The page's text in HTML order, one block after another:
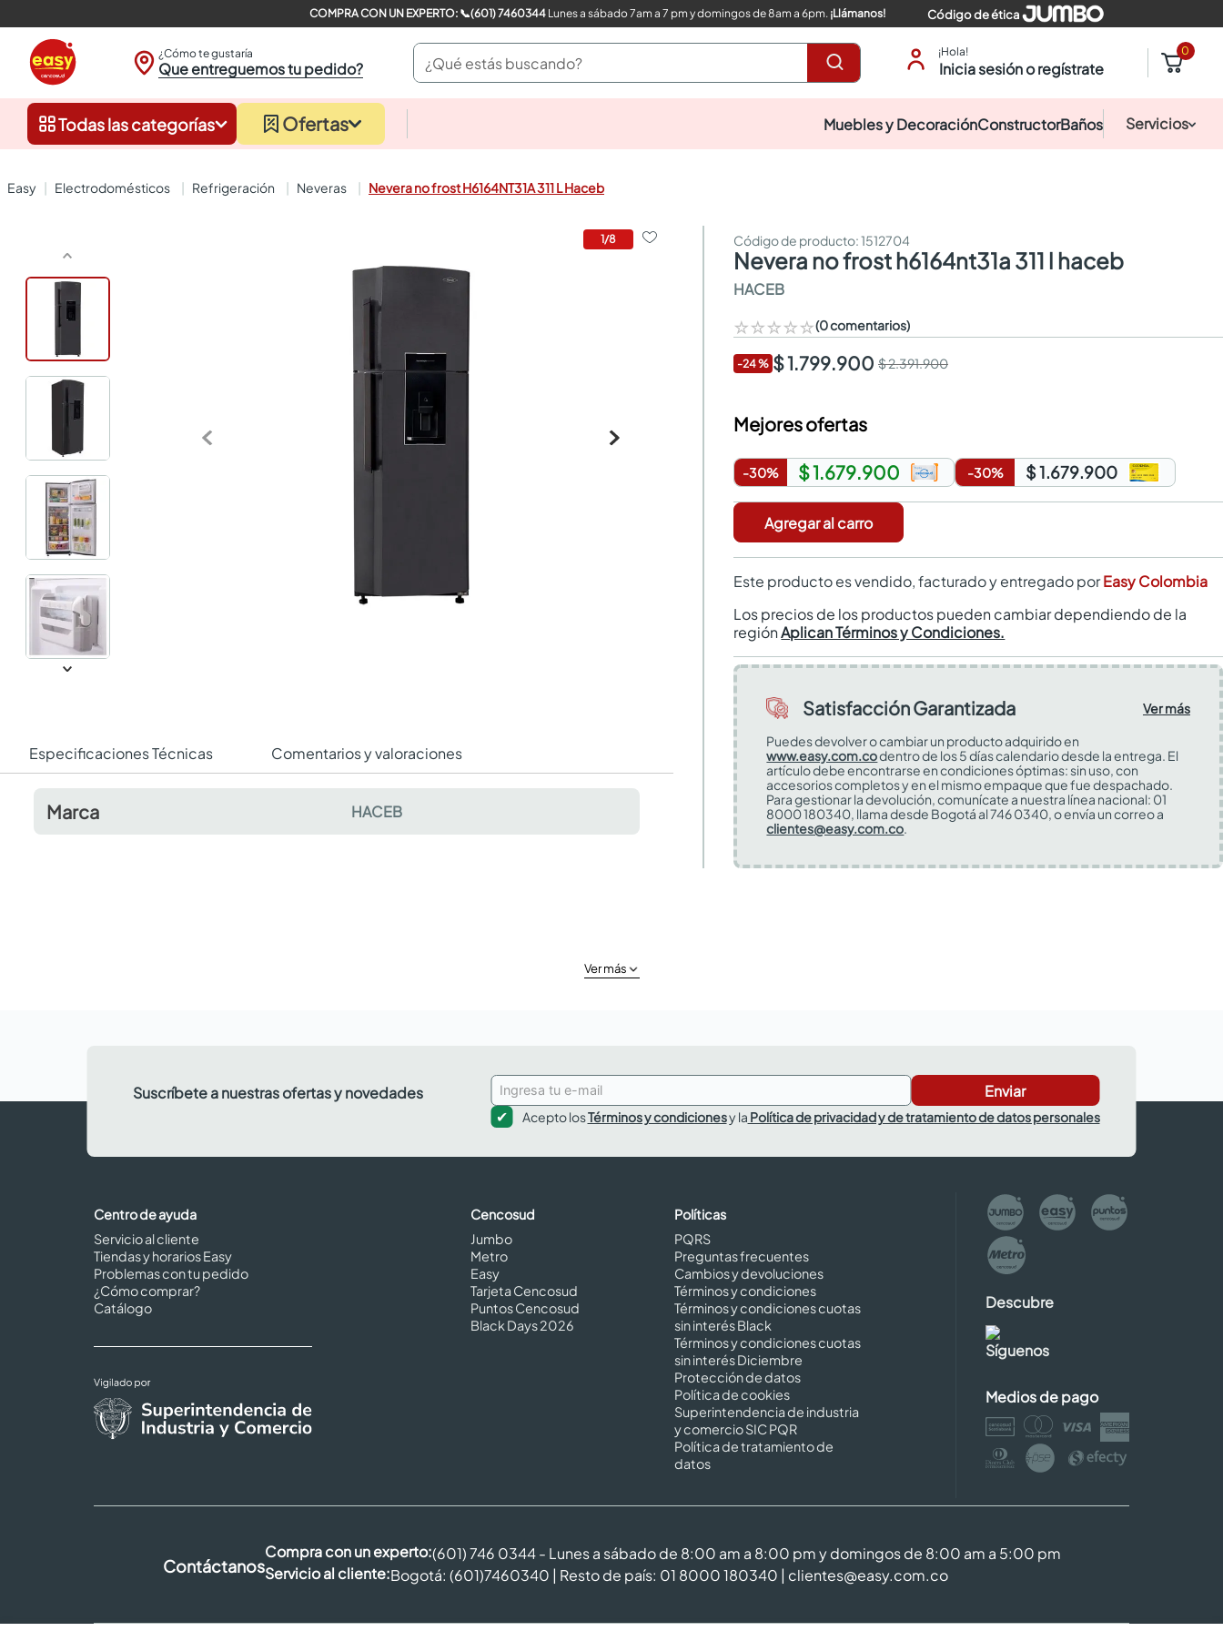
COMPRA CON UN EXPERTO: 📞(601) 7460344Lunes a sábado 7am a 7 pm y domingos de 8am a 6pm. ¡Llámanos! Código de ética
¿Cómo te gustaría
Que entreguemos tu pedido?
¿Qué estás buscando? ¡Hola!
Inicia sesión o regístrate
0
Todas las categorías Ofertas Muebles y DecoraciónConstructorBaños Servicios
electrodomésticos refrigeración neveras Nevera no frost H6164NT31A 311 L Haceb
1/8
Especificaciones Técnicas Comentarios y valoraciones
Marca HACEB
:1512704
nevera no frost h6164nt31a 311 l haceb
HACEB
☆☆☆☆☆(0 comentarios)
-24% $ 1.799.900 $ 2.391.900
Mejores ofertas
-30% $ 1.679.900 -30% $ 1.679.900
Agregar al carro
Este producto es vendido, facturado y entregado porEasy Colombia
Los precios de los productos pueden cambiar dependiendo de la
regiónAplican Términos y Condiciones.
Satisfacción Garantizada
Ver más
Puedes devolver o cambiar un producto adquirido en
www.easy.com.codentro de los 5 días calendario desde la entrega. El
artículo debe encontrarse en condiciones óptimas: sin uso, con
accesorios completos y en el mismo empaque que fue despachado.
Para gestionar la devolución, comunícate a nuestra línea nacional: 01
8000 180340, llama desde Bogotá al 746 0340, o envía un correo a
clientes@easy.com.co.
Ver más
Suscríbete a nuestras ofertas y novedades Enviar
Acepto losTérminos y condicionesy la Política de privacidad y de tratamiento de datos personales
Centro de ayuda
Servicio al cliente
Tiendas y horarios Easy
Problemas con tu pedido
¿Cómo comprar?
Catálogo
Cencosud
Jumbo
Metro
Easy
Tarjeta Cencosud
Puntos Cencosud
Black Days 2026
Políticas
PQRS
Preguntas frecuentes
Cambios y devoluciones
Términos y condiciones
Términos y condiciones cuotas
sin interés Black
Términos y condiciones cuotas
sin interés Diciembre
Protección de datos
Política de cookies
Superintendencia de industria
y comercio SIC PQR
Política de tratamiento de
datos
Descubre
Síguenos
Medios de pago
Contáctanos
Compra con un experto:(601) 746 0344 - Lunes a sábado de 8:00 am a 8:00 pm y domingos de 8:00 am a 5:00 pm
Servicio al cliente:Bogotá: (601)7460340 | Resto de país: 01 8000 180340 | clientes@easy.com.co
closet
sanitarios
armarios closet